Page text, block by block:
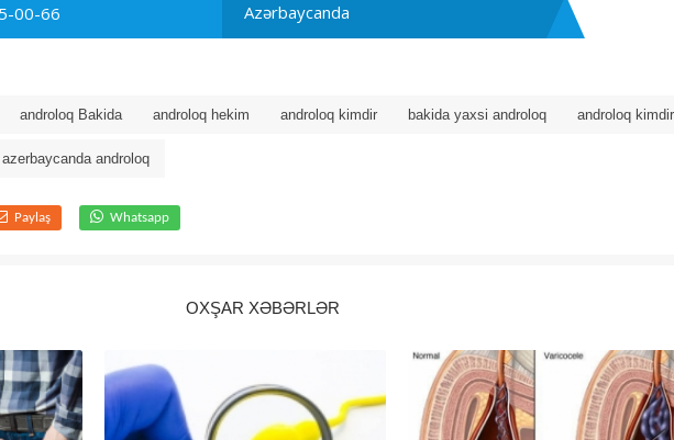
00-66
Azərbaycanda
androloq Bakida androloq hekim androloq kimdir bakida yaxsi androloq androloq kimdir
azerbaycanda androloq
Paylaş Whatsapp
OXŞAR XƏBƏRLƏR